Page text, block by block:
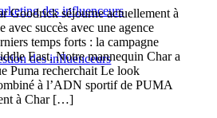
des influenceurs
des influenceurs
Goodrick séjourne actuellement à
succès avec une agence
temps forts : la campagne
East. Notre mannequin Char a
Puma recherchait Le look
à l’ADN sportif de PUMA
à Char […]